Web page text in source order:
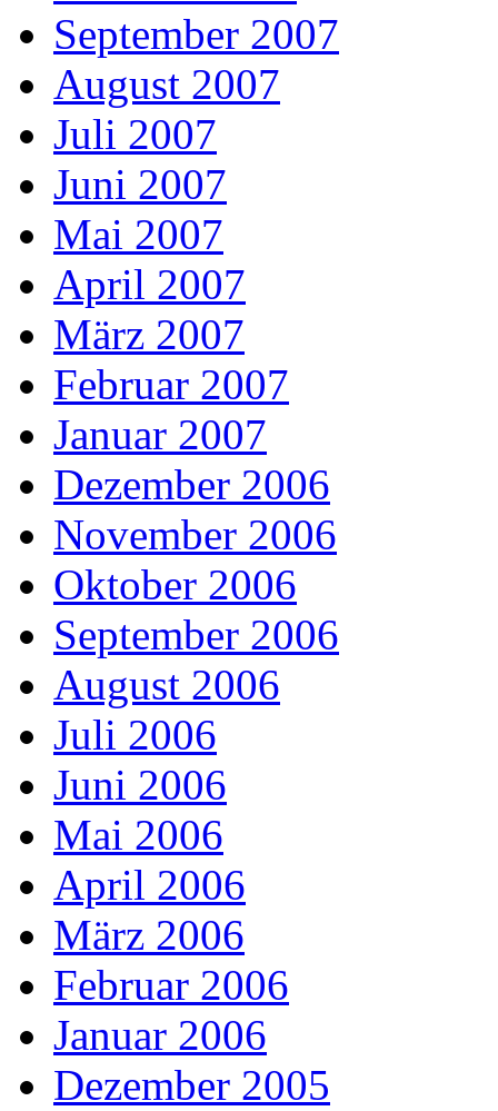
September 2007
August 2007
Juli 2007
Juni 2007
Mai 2007
April 2007
März 2007
Februar 2007
Januar 2007
Dezember 2006
November 2006
Oktober 2006
September 2006
August 2006
Juli 2006
Juni 2006
Mai 2006
April 2006
März 2006
Februar 2006
Januar 2006
Dezember 2005